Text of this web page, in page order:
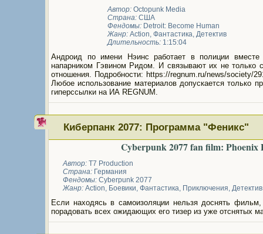
Автор: Octopunk Media
Страна: США
Фендомы: Detroit: Become Human
Жанр: Action, Фантастика, Детектив
Длительность: 1:15:04
Андроид по имени Нэинс работает в полиции
напарником Гэвином Ридом. И связывают их не только
отношения. Подробности: https://regnum.ru/news/society/
Любое использование материалов допускается только
гиперссылки на ИА REGNUM.
Киберпанк 2077: Программа "Феникс"
Cyberpunk 2077 fan film: Phoenix
Автор: T7 Production
Страна: Германия
Фендомы: Cyberpunk 2077
Жанр: Action, Боевики, Фантастика, Приключения, Детектив
Если находясь в самоизоляции нельзя доснять
порадовать всех ожидающих его тизер из уже отснятых